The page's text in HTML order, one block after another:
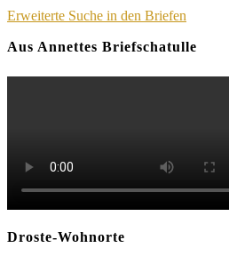
Erweiterte Suche in den Briefen
Aus Annettes Briefschatulle
Droste-Wohnorte